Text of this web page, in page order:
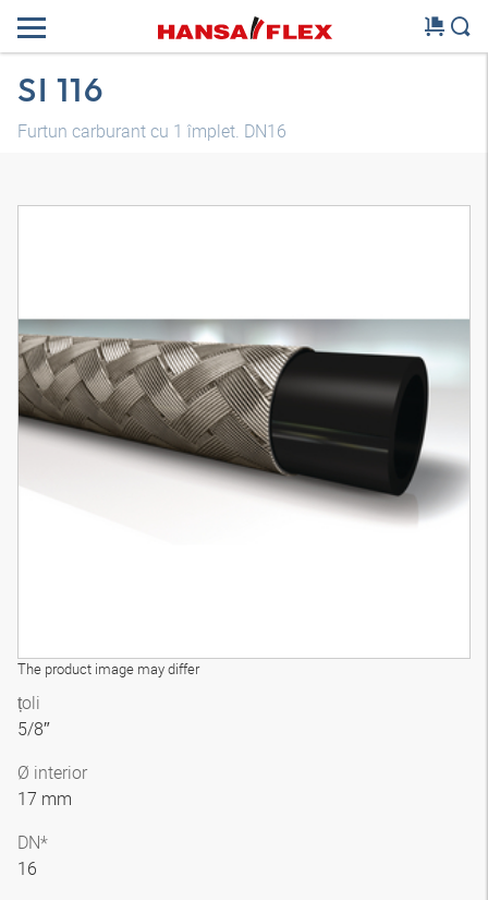
SI 116
Furtun carburant cu 1 împlet. DN16
The product image may differ
țoli
5/8″
Ø interior
17 mm
DN*
16